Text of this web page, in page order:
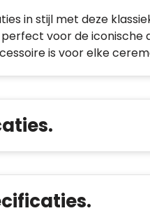
in stijl met deze
voor de iconische
is voor elke